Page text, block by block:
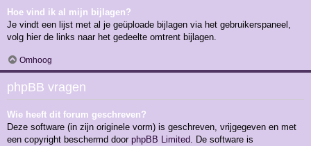
Hoe vind ik al mijn bijlagen?
Je vindt een lijst met al je geüploade bijlagen via het gebruikerspaneel,
volg hier de links naar het gedeelte omtrent bijlagen.
Omhoog
phpBB vragen
Wie heeft dit forum geschreven?
Deze software (in zijn originele vorm) is geschreven, vrijgegeven en met
een copyright beschermd door phpBB Limited. De software is